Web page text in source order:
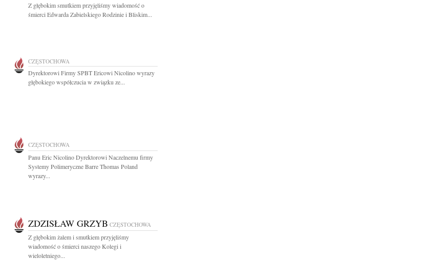
Z głębokim smutkiem przyjęliśmy wiadomość o
śmierci Edwarda Zabielskiego Rodzinie i Bliskim...
CZĘSTOCHOWA
Dyrektorowi Firmy SPBT Ericowi Nicolino wyrazy
głębokiego współczucia w związku ze...
CZĘSTOCHOWA
Panu Eric Nicolino Dyrektorowi Naczelnemu firmy
Systemy Polimeryczne Barre Thomas Poland
wyrazy...
ZDZISŁAW GRZYB CZĘSTOCHOWA
Z głębokim żalem i smutkiem przyjęliśmy
wiadomość o śmierci naszego Kolegi i
wieloletniego...